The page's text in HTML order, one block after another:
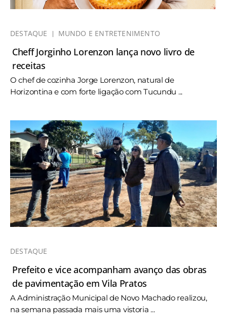
DESTAQUE MUNDO E ENTRETENIMENTO
Cheff Jorginho Lorenzon lança novo livro de
receitas
O chef de cozinha Jorge Lorenzon, natural de
Horizontina e com forte ligação com Tucundu ...
DESTAQUE
Prefeito e vice acompanham avanço das obras
de pavimentação em Vila Pratos
A Administração Municipal de Novo Machado realizou,
na semana passada mais uma vistoria ...